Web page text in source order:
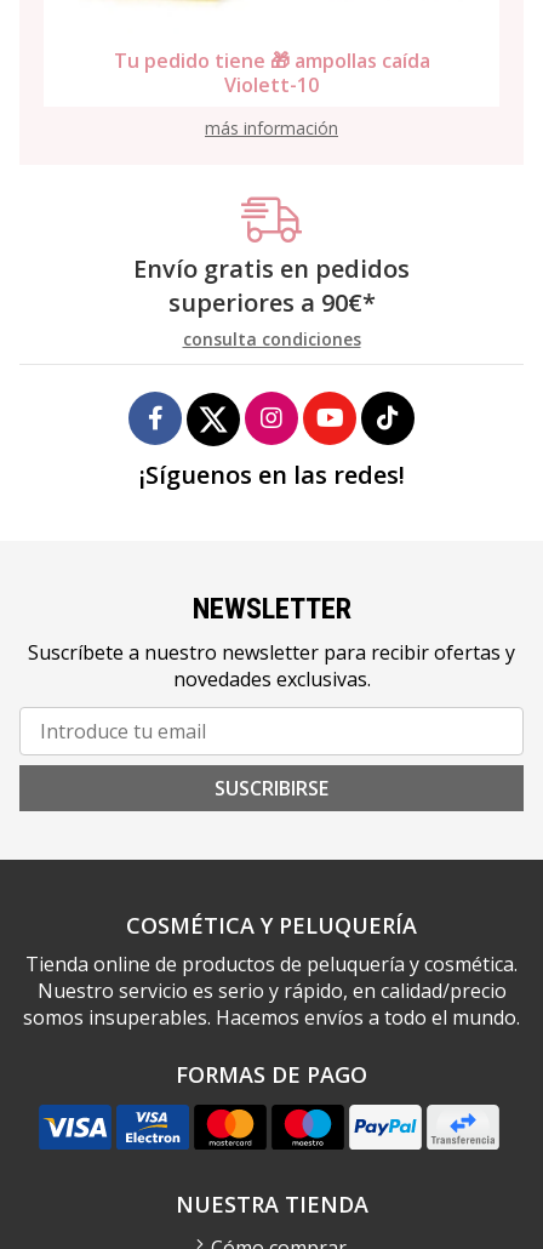
Tu pedido tiene 🎁 ampollas caída
Violett-10
más información
Envío gratis en pedidos
superiores a 90€*
consulta condiciones
¡Síguenos en las redes!
NEWSLETTER
Suscríbete a nuestro newsletter para recibir ofertas y
novedades exclusivas.
SUSCRIBIRSE
COSMÉTICA Y PELUQUERÍA
Tienda online de productos de peluquería y cosmética.
Nuestro servicio es serio y rápido, en calidad/precio
somos insuperables. Hacemos envíos a todo el mundo.
FORMAS DE PAGO
NUESTRA TIENDA